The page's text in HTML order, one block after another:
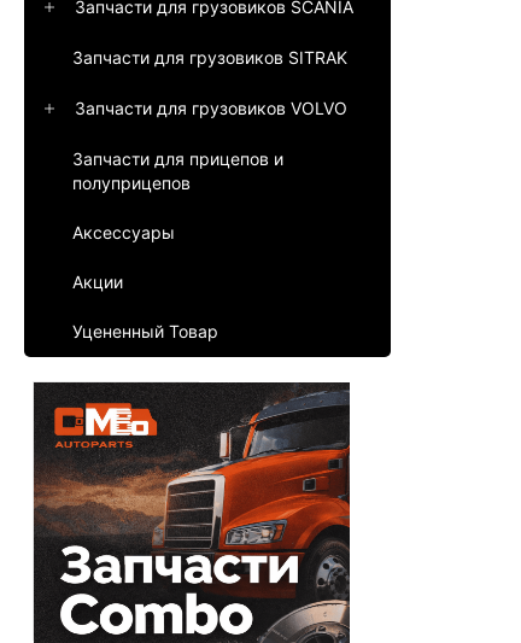
Запчасти для грузовиков SCANIA
Запчасти для грузовиков SITRAK
Запчасти для грузовиков VOLVO
Запчасти для прицепов и
полуприцепов
Аксессуары
Акции
Уцененный Товар